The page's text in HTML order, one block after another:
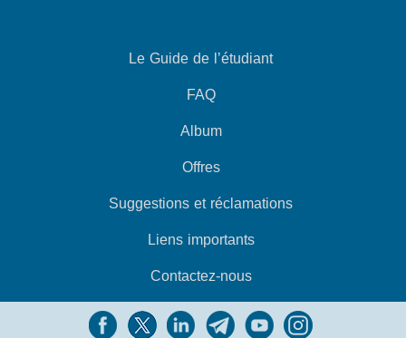
Le Guide de l’étudiant
FAQ
Album
Offres
Suggestions et réclamations
Liens importants
Contactez-nous